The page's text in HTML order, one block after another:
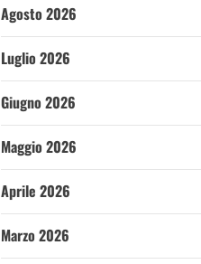
Agosto 2026
Luglio 2026
Giugno 2026
Maggio 2026
Aprile 2026
Marzo 2026